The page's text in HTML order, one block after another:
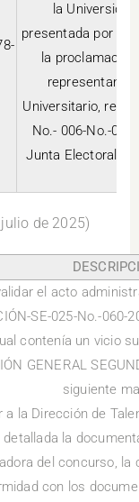
la
presentada por el
la
Universitario,
No.- 006-No.-
Junta Electoral
de 2025)
el acto
SE-025-No.-060-
contenía un vicio
GENERAL
siguiente
a la Dirección de
detallada la
del concurso, la
con los